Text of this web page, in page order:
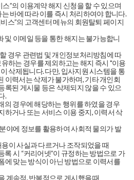
스”의 이용계약 해지 신청을 할 수 있으며
바에 따라 이를 즉시 처리하여야 합니다.
스”의 고객센터 메뉴의 회원탈퇴 페이지
및 이메일 등을 통한 해지는 불가능합니
경우 관련법 및 개인정보처리방침에 따
하는 경우를 제외하고는 해지 즉시 "이용
삭제됩니다. 다만, 입사지원 시스템을 통
이력서는 삭제가 불가하며, 기타 개인회
록된 게시물 등은 삭제되지 않을 수 있으
.
의 경우에 해당하는 행위를 하였을 경우
하거나 또는 서비스 이용 중지, 이력서 삭
야에 정보를 활용하여 사회적 물의가 발
용이 사실과 다르거나 조작되었을 때
록 시 “커리어넷”이 규정하는 방법으로 가
에 맞는 방식이 아닌 방법으로 이력서를
계속적, 반복적으로 게시했을 때